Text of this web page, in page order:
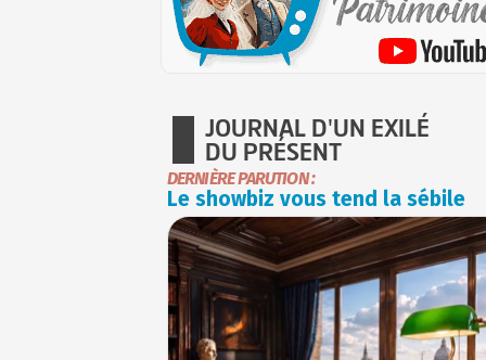
JOURNAL D'UN EXILÉ
DU PRÉSENT
DERNIÈRE PARUTION :
Le showbiz vous tend la sébile